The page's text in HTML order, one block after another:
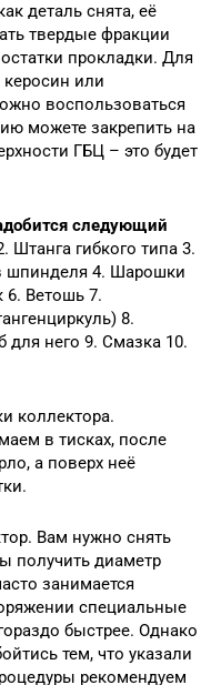
деталь снята, её
твердые фракции
прокладки. Для
керосин или
воспользоваться
можете закрепить на
ГБЦ – это будет
следующий
Штанга гибкого типа 3.
шпинделя 4. Шарошки
Ветошь 7.
8.
него 9. Смазка 10.
коллектора.
в тисках, после
а поверх неё
Вам нужно снять
получить диаметр
занимается
специальные
быстрее. Однако
тем, что указали
рекомендуем